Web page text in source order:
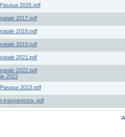
2026.pdf
2017.pdf
2018.pdf
2019.pdf
2021.pdf
2022.pdf
2022
2023.pdf
trasparenza-.pdf